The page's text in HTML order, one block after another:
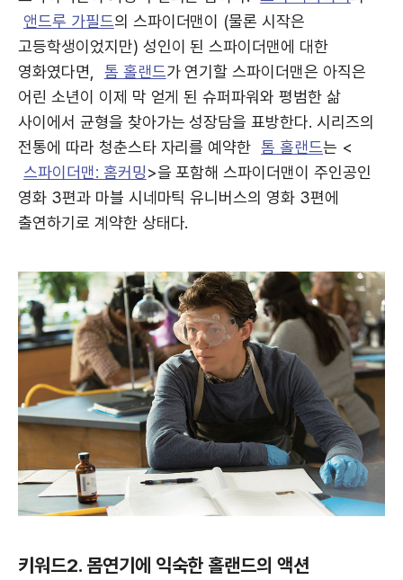
앤드루 가필드의 스파이더맨이 (물론 시작은
고등학생이었지만) 성인이 된 스파이더맨에 대한
영화였다면,
톰 홀랜드가 연기할 스파이더맨은 아직은
어린 소년이 이제 막 얻게 된 슈퍼파워와 평범한 삶
사이에서 균형을 찾아가는 성장담을 표방한다. 시리즈의
전통에 따라 청춘스타 자리를 예약한 톰 홀랜드는 <
스파이더맨: 홈커밍>을 포함해 스파이더맨이 주인공인
영화 3편과 마블 시네마틱 유니버스의 영화 3편에
출연하기로 계약한 상태다.
키워드2. 몸연기에 익숙한 홀랜드의 액션